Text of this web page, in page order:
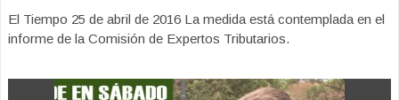
El Tiempo 25 de abril de 2016 La medida está contemplada en el
informe de la Comisión de Expertos Tributarios.